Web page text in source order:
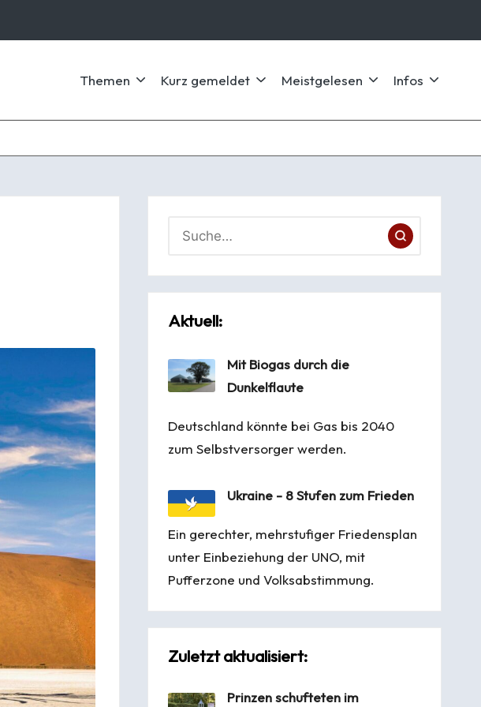
Themen Kurz gemeldet Meistgelesen Infos
Aktuell:
Mit Biogas durch die
Dunkelflaute
Deutschland könnte bei Gas bis 2040
zum Selbstversorger werden.
Ukraine - 8 Stufen zum Frieden
Ein gerechter, mehrstufiger Friedensplan
unter Einbeziehung der UNO, mit
Pufferzone und Volksabstimmung.
Zuletzt aktualisiert:
Prinzen schufteten im